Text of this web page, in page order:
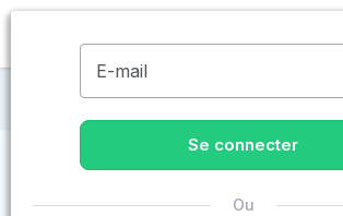
Maisons de retraite à Saint-
E-mail
Se connecter
Ou